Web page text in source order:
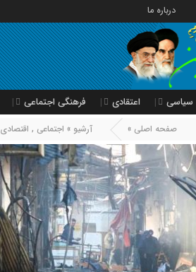
درباره ما
سیاسی اعتقادی فرهنگی اجتماعی
صفحه اصلی » آرشیو » اجتماعی , اقتصادی